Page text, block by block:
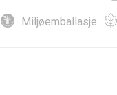
Miljøemballasje